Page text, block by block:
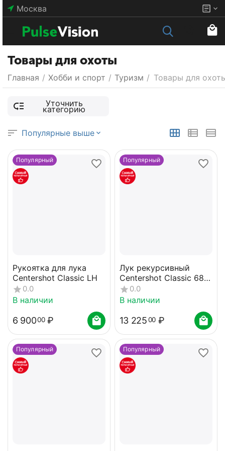
Москва
Товары для охоты
Главная / Хобби и спорт / Туризм / Товары для
Уточнить
категорию
Популярные выше
Популярный
Рукоятка для лука
Centershot Classic LH
0.0
В наличии
6 90000 ₽
Популярный
Лук рекурсивный
Centershot Classic 68"
(черные плечи) 38#
0.0
В наличии
13 22500 ₽
Популярный Популярный